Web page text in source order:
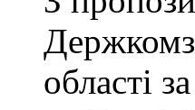
області